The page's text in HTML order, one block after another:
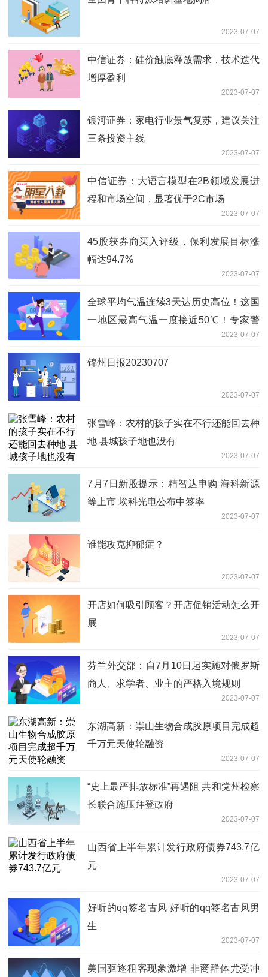
2023-07-07
中信证券：硅价触底释放需求，技术迭代
增厚盈利
2023-07-07
银河证券：家电行业景气复苏，建议关注
三条投资主线
2023-07-07
中信证券：大语言模型在2B领域发展进
程和市场空间，显著优于2C市场
2023-07-07
45股获券商买入评级，保利发展目标涨
幅达94.7%
2023-07-07
全球平均气温连续3天达历史高位！这国
一地区最高气温一度接近50℃！专家警
告：未来极端天气将变得更为常见2023-07-07
锦州日报20230707
2023-07-07
张雪峰：农村的孩子实在不行还能回去种
地 县城孩子地也没有
2023-07-07
7月7日新股提示：精智达申购 海科新源
等上市 埃科光电公布中签率
2023-07-07
谁能攻克抑郁症？
2023-07-07
开店如何吸引顾客？开店促销活动怎么开
展
2023-07-07
芬兰外交部：自7月10日起实施对俄罗斯
商人、求学者、业主的严格入境规则
2023-07-07
东湖高新：崇山生物合成胶原项目完成超
千万元天使轮融资
2023-07-07
“史上最严排放标准”再遇阻 共和党州检察
长联合施压拜登政府
2023-07-07
山西省上半年累计发行政府债券743.7亿
元
2023-07-07
好听的qq签名古风 好听的qq签名古风男
生
2023-07-07
美国驱逐租客现象激增 非裔群体尤受冲